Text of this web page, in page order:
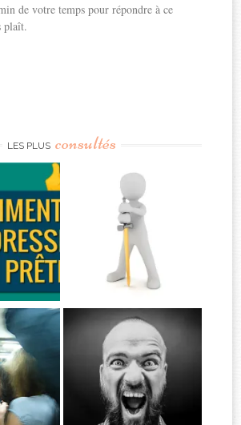
de votre temps pour répondre à ce
plaît.
LES PLUS consultés